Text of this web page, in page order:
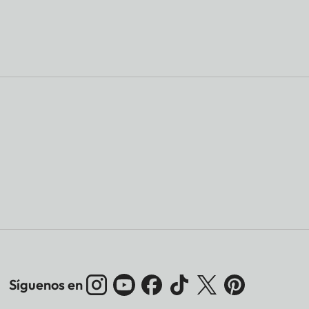
Síguenos en